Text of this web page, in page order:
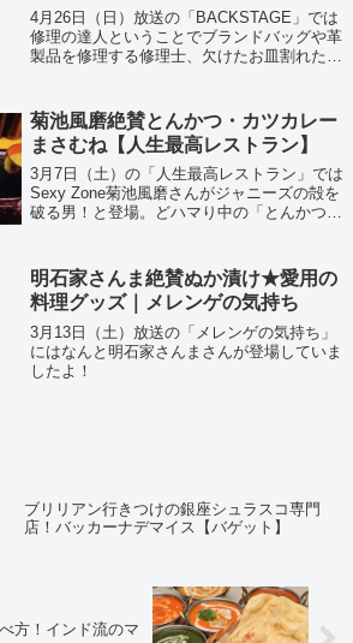
4月26日（日）放送の「BACKSTAGE」では
修理の達人ということでブランドバッグや革
製品を修理する修理士、欠けたお皿割れたお
菊池風磨絶賛とんかつ・カツカレー
まさむね【人生最高レストラン】
3月7日（土）の「人生最高レストラン」では
Sexy Zone菊池風磨さんがジャニーズの殻を
破る男！と登場。どハマり中の「とんかつ」
明石家さんま絶賛ぬか漬け★愛用の
料理グッズ｜メレンゲの気持ち
3月13日（土）放送の「メレンゲの気持ち」
にはなんと明石家さんまさんが登場していま
したよ！
ブリリアン行きつけの銀座シュラスコ専門
店！バッカーナデマイス【バゲット】
方！インド流のマ